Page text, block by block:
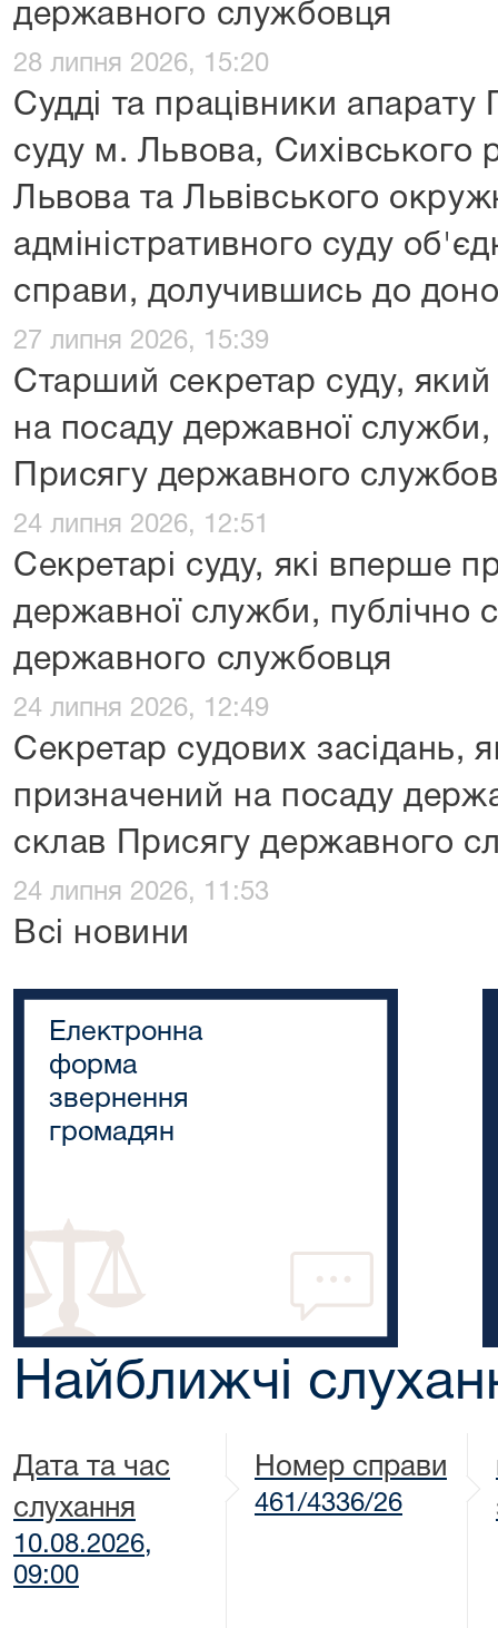
державного службовця
28 липня 2026, 15:20
Судді та працівники апарату
суду м. Львова, Сихівського
Львова та Львівського
адміністративного суду
справи, долучившись до
27 липня 2026, 15:39
Старший секретар суду,
на посаду державної служби,
Присягу державного
24 липня 2026, 12:51
Секретарі суду, які вперше
державної служби, публічно
державного службовця
24 липня 2026, 12:49
Секретар судових засідань,
призначений на посаду
склав Присягу державного
24 липня 2026, 11:53
Всі новини
Електронна
форма
звернення
громадян
Найближчі
Дата та час
слухання
10.08.2026,
09:00
Номер справи
461/4336/26